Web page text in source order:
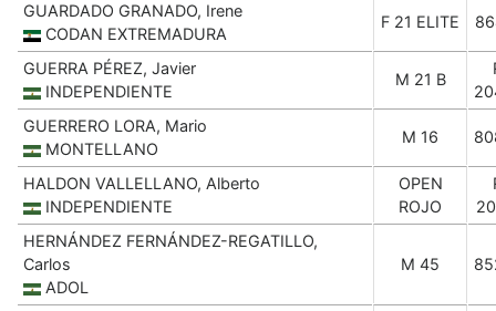
GUARDADO GRANADO, Irene
CODAN EXTREMADURA
F 21 ELITE
GUERRA PÉREZ, Javier
INDEPENDIENTE
M 21 B
GUERRERO LORA, Mario
MONTELLANO
M 16
HALDON VALLELLANO, Alberto
INDEPENDIENTE
OPEN
ROJO
HERNÁNDEZ FERNÁNDEZ-REGATILLO,
Carlos
ADOL
M 45